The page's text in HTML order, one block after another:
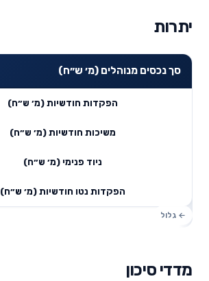
יתרות
סך נכסים מנוהלים (מ׳ ש״ח)
הפקדות חודשיות (מ׳ ש״ח)
משיכות חודשיות (מ׳ ש״ח)
ניוד פנימי (מ׳ ש״ח)
הפקדות נטו חודשיות (מ׳ ש״ח)
מדדי סיכון